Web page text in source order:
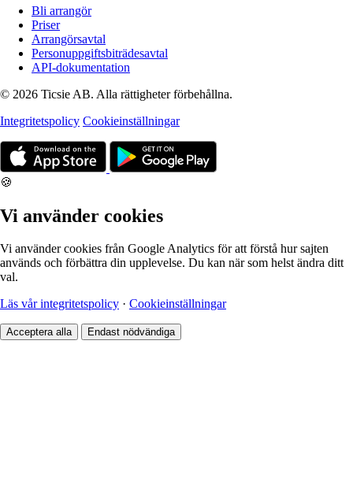
Bli arrangör
Priser
Arrangörsavtal
Personuppgiftsbiträdesavtal
API-dokumentation
© 2026 Ticsie AB. Alla rättigheter förbehållna.
Integritetspolicy Cookieinställningar
🍪
Vi använder cookies
Vi använder cookies från Google Analytics för att förstå hur sajten
används och förbättra din upplevelse. Du kan när som helst ändra ditt
val.
Läs vår integritetspolicy · Cookieinställningar
Acceptera alla Endast nödvändiga